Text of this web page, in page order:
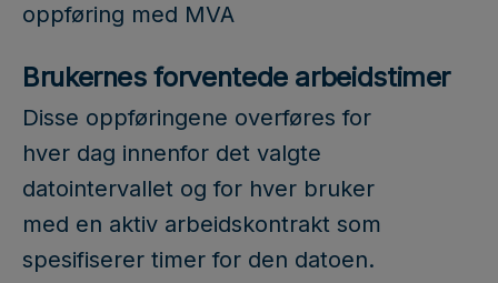
oppføring med MVA
Brukernes forventede arbeidstimer
Disse oppføringene overføres for
hver dag innenfor det valgte
datointervallet og for hver bruker
med en aktiv arbeidskontrakt som
spesifiserer timer for den datoen.